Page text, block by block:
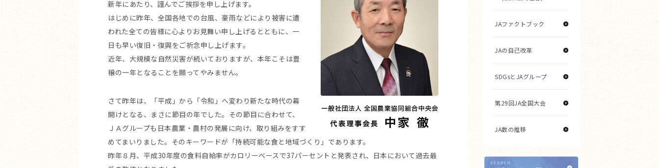
新年にあたり、謹んでご挨拶を申し上げます。
はじめに昨年、全国各地での台風、豪雨などにより被害に遭
われた全ての皆様に心よりお見舞い申し上げるとともに、一
日も早い復旧・復興をご祈念申し上げます。
近年、大規模な自然災害が続いておりますが、本年こそは豊
穣の一年となることを願ってやみません。
さて昨年は、「平成」から「令和」へ変わり新たな時代の幕
開けとなる、まさに節目の年でした。その節目に合わせて、
ＪＡグループも日本農業・農村の発展に向け、取り組みをすす
めてまいりました。そのキーワードが「持続可能な食と地域づくり」であります。
昨年８月、平成30年度の食料自給率がカロリーベースで37パーセントと発表され、日本において過去最
JAファクトブック
JAの自己改革
SDGsとJAグループ
第29回JA全国大会
JA数の推移